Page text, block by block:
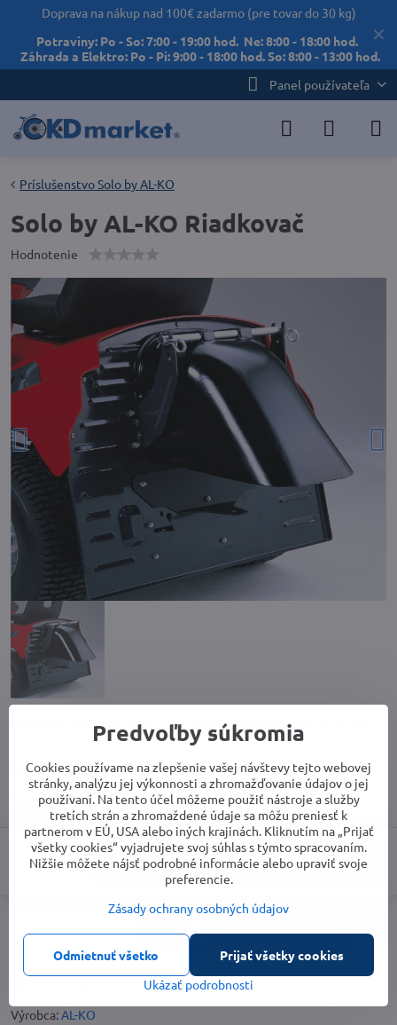
✕
Doprava na nákup nad 100€ zadarmo (pre tovar do 30 kg)
Potraviny: Po - So: 7:00 - 19:00 hod. Ne: 8:00 - 18:00 hod.
Záhrada a Elektro: Po - Pi: 9:00 - 18:00 hod. So: 8:00 - 13:00 hod.
Panel používateľa
Príslušenstvo Solo by AL-KO
Solo by AL-KO Riadkovač
Hodnotenie
Riadkovač pre nové modely záhradných traktorov (Solo by AL-KO).
Skladom
169 €
Do košíka
Doručenia
Výrobca:AL-KO
Predvoľby súkromia
Cookies používame na zlepšenie vašej návštevy tejto webovej
stránky, analýzu jej výkonnosti a zhromažďovanie údajov o jej
používaní. Na tento účel môžeme použiť nástroje a služby
tretích strán a zhromaždené údaje sa môžu preniesť k
partnerom v EÚ, USA alebo iných krajinách. Kliknutím na „Prijať
všetky cookies“ vyjadrujete svoj súhlas s týmto spracovaním.
Nižšie môžete nájsť podrobné informácie alebo upraviť svoje
preferencie.
Zásady ochrany osobných údajov
Ukázať podrobnosti
Prijať všetky cookies
Odmietnuť všetko